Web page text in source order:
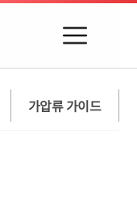
가압류 가이드